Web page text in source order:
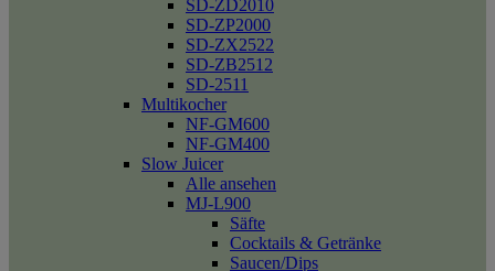
SD-ZD2010
SD-ZP2000
SD-ZX2522
SD-ZB2512
SD-2511
Multikocher
NF-GM600
NF-GM400
Slow Juicer
Alle ansehen
MJ-L900
Säfte
Cocktails & Getränke
Saucen/Dips